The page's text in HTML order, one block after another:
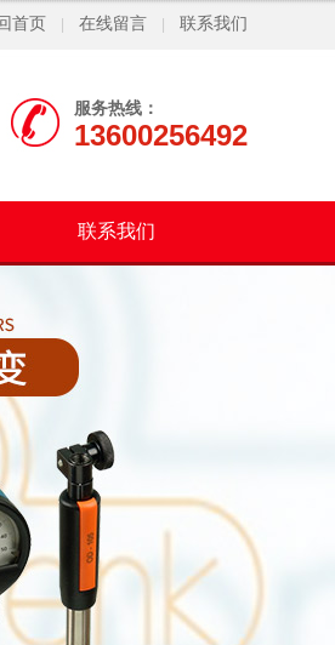
首页 在线留言 联系我们
服务热线：
13600256492
联系我们